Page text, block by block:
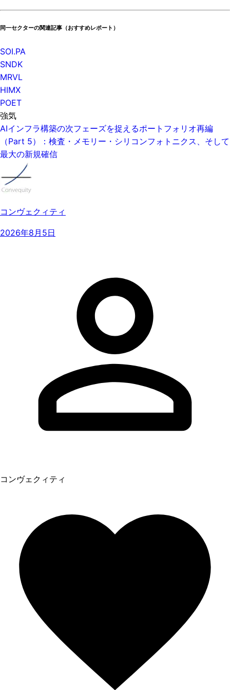
同一セクターの関連記事（おすすめレポート）
SOI.PA
SNDK
MRVL
HIMX
POET
強気
AIインフラ構築の次フェーズを捉えるポートフォリオ再編
（Part 5）：検査・メモリー・シリコンフォトニクス、そして
最大の新規確信
コンヴェクィティ
2026年8月5日
コンヴェクィティ